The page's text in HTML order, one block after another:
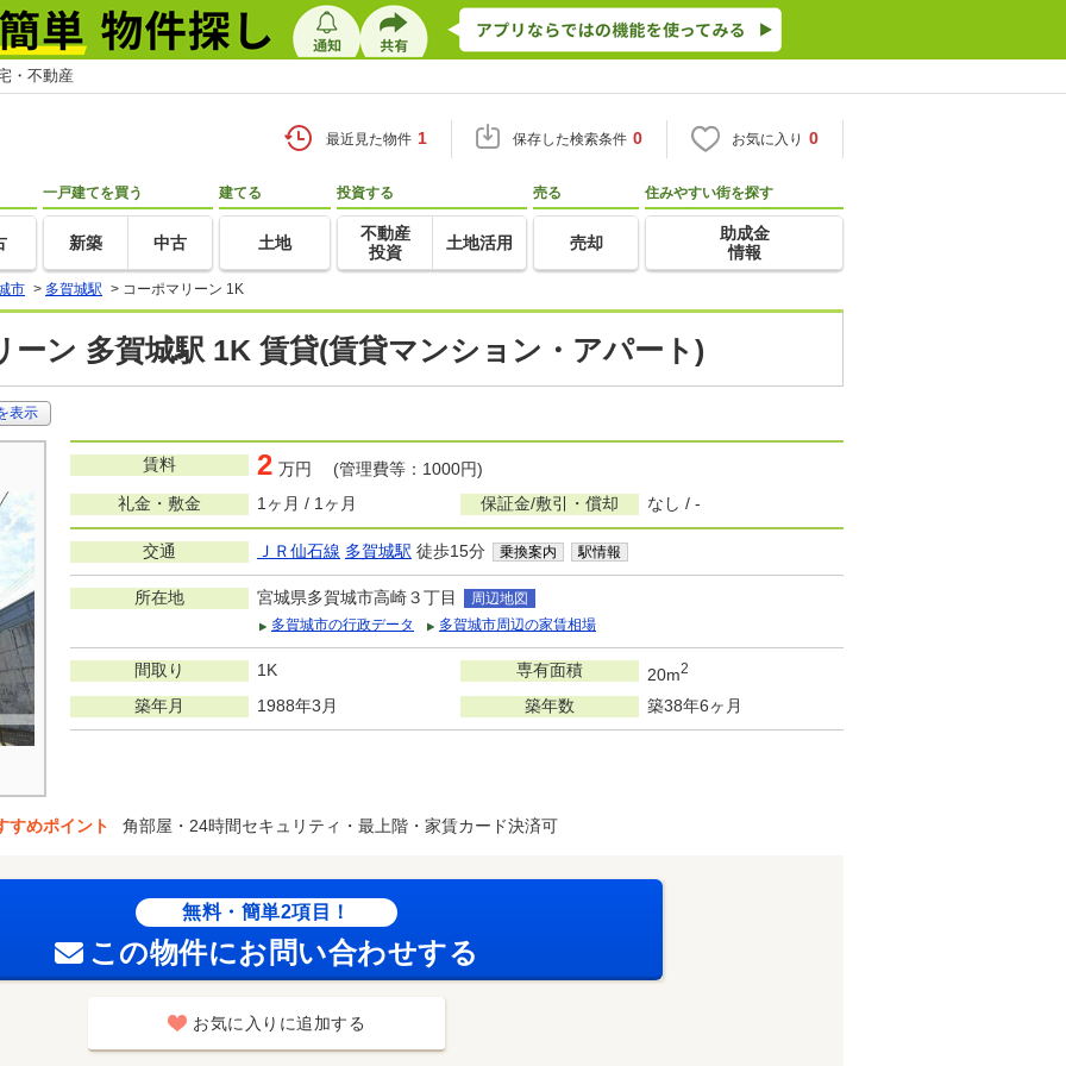
・不動産
最近見た物件 1 保存した検索条件 0 お気に入り 0
一戸建てを買う
新築 中古
建てる
土地
投資する
不動産
投資
土地活用
売る
売却
住みやすい街を探す
助成金
情報
市 > 多賀城駅 > コーポマリーン 1K
ーン 多賀城駅 1K 賃貸(賃貸マンション・アパート)
表示
賃料 2 万円 (管理費等：1000円)
礼金・敷金
1ヶ月 / 1ヶ月 保証金/敷引・償却 なし / -
交通 ＪＲ仙石線 多賀城駅 徒歩15分 乗換案内 駅情報
所在地 宮城県多賀城市高崎３丁目
周辺地図
多賀城市の行政データ
多賀城市周辺の家賃相場
間取り 1K 専有面積 20m2
築年月 1988年3月 築年数 築38年6ヶ月
すめポイント 角部屋・24時間セキュリティ・最上階・家賃カード決済可
無料・簡単2項目！
この物件にお問い合わせする
お気に入りに追加する